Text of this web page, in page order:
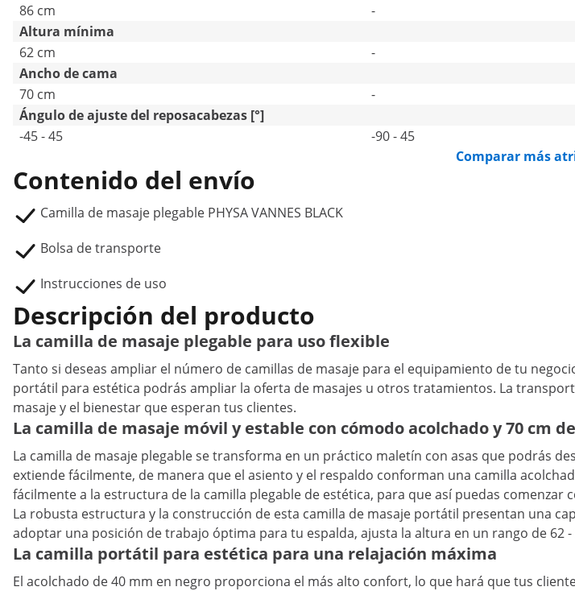
86 cm
-
Altura mínima
62 cm
-
Ancho de cama
70 cm
-
Ángulo de ajuste del reposacabezas [°]
-45 - 45
-90 - 45
Comparar más
Contenido del envío
Camilla de masaje plegable PHYSA VANNES BLACK
Bolsa de transporte
Instrucciones de uso
Descripción del producto
La camilla de masaje plegable para uso flexible
Tanto si deseas ampliar el número de camillas de masaje para el equipamiento de tu
portátil para estética podrás ampliar la oferta de masajes u otros tratamientos. La
masaje y el bienestar que esperan tus clientes.
La camilla de masaje móvil y estable con cómodo acolchado y 70 cm
La camilla de masaje plegable se transforma en un práctico maletín con asas que podrás
extiende fácilmente, de manera que el asiento y el respaldo conforman una camilla
fácilmente a la estructura de la camilla plegable de estética, para que así puedas comenzar
La robusta estructura y la construcción de esta camilla de masaje portátil presentan una
adoptar una posición de trabajo óptima para tu espalda, ajusta la altura en un rango de 62
La camilla portátil para estética para una relajación máxima
El acolchado de 40 mm en negro proporciona el más alto confort, lo que hará que tus